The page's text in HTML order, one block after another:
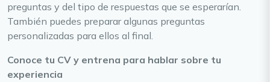
preguntas y del tipo de respuestas que se esperarían.
También puedes preparar algunas preguntas
personalizadas para ellos al final.
Conoce tu CV y entrena para hablar sobre tu
experiencia